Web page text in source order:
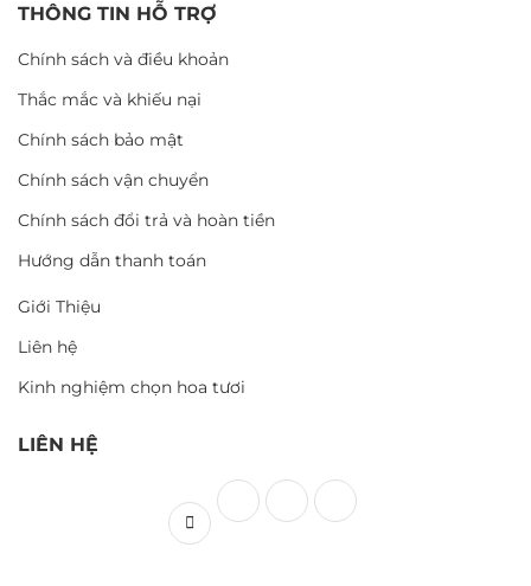
THÔNG TIN HỖ TRỢ
Chính sách và điều khoản
Thắc mắc và khiếu nại
Chính sách bảo mật
Chính sách vận chuyển
Chính sách đổi trả và hoàn tiền
Hướng dẫn thanh toán
Giới Thiệu
Liên hệ
Kinh nghiệm chọn hoa tươi
LIÊN HỆ